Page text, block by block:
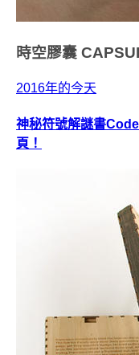
時空膠囊
2016年的今天
神秘符號解謎書
頁！